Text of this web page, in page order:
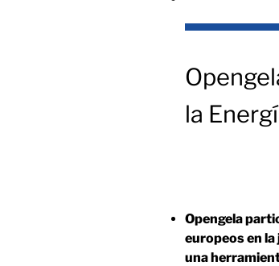
t
r
u
b
la
Opengela
europeos en la
una